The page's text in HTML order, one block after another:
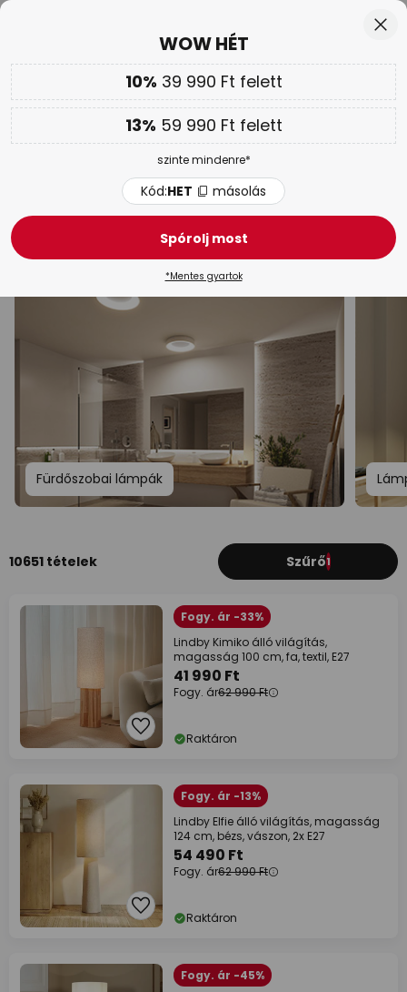
Továbbáakár 13 % kedvezmény!
Kód:HET másolás
WOW HÉT |Akár 70 %
Belső lámpák kapcsolóval
Fali lámpák Függőlámpák &
Fürdőszobai lámpák
10651 tételek Szűrő1
Fogy. ár -33%
Lindby Kimiko álló világítás,
magasság 100 cm, fa, textil, E27
41 990 Ft
Fogy. ár62 990 Ft
Raktáron
Fogy. ár -13%
Lindby Elfie álló világítás, magasság
124 cm, bézs, vászon, 2x E27
54 490 Ft
Fogy. ár62 990 Ft
Raktáron
Fogy. ár -45%
WOW HÉT
10% 39 990 Ft felett
13% 59 990 Ft felett
szinte mindenre*
Kód:HET másolás
Spórolj most
*Mentes gyartok